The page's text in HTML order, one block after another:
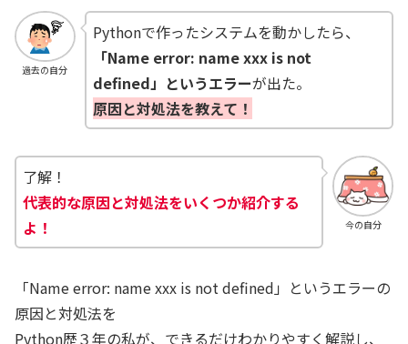
過去の自分
Pythonで作ったシステムを動かしたら、
「Name error: name xxx is not
defined」というエラーが出た。
原因と対処法を教えて！
今の自分
了解！
代表的な原因と対処法をいくつか紹介する
よ！
「Name error: name xxx is not defined」というエラーの
原因と対処法を
Python歴３年の私が、できるだけわかりやすく解説し、